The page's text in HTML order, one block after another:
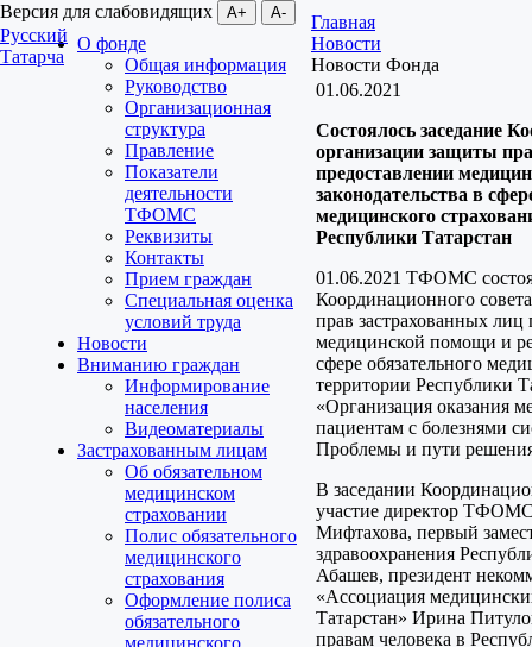
Версия для слабовидящих
A+ A-
Русский
Татарча
О фонде
Общая информация
Руководство
Организационная
структура
Правление
Показатели
деятельности
ТФОМС
Реквизиты
Контакты
Прием граждан
Специальная оценка
условий труда
Новости
Вниманию граждан
Информирование
населения
Видеоматериалы
Застрахованным лицам
Об обязательном
медицинском
страховании
Полис обязательного
медицинского
страхования
Оформление полиса
обязательного
медицинского
Главная
Новости
Новости Фонда
01.06.2021
Состоялось заседание
организации защиты
предоставлении
законодательства в
медицинского
Республики Татарстан
01.06.2021 ТФОМС
Координационного
прав застрахованных лиц
медицинской помощи и
сфере обязательного
территории Республики
«Организация оказания
пациентам с болезнями
Проблемы и пути
В заседании
участие директор
Мифтахова, первый
здравоохранения
Абашев, президент
«Ассоциация
Татарстан» Ирина
правам человека в